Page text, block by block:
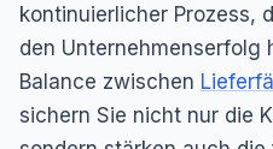
kontinuierlicher Prozess,
den Unternehmenserfolg
Balance zwischen
sichern Sie nicht nur die